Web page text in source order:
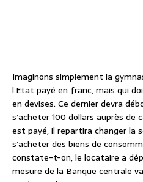
Imaginons simplement la
l’Etat payé en franc, mais qui
en devises. Ce dernier devra
s’acheter 100 dollars auprès de
est payé, il repartira changer la
s’acheter des biens de
constate-t-on, le locataire a
mesure de la Banque centrale